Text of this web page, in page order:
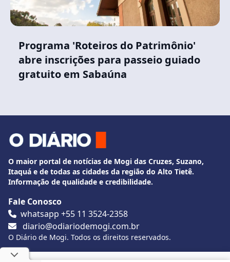
Programa 'Roteiros do Patrimônio'
abre inscrições para passeio guiado
gratuito em Sabaúna
O maior portal de notícias de Mogi das Cruzes, Suzano,
Itaquá e de todas as cidades da região do Alto Tietê.
Informação de qualidade e credibilidade.
Fale Conosco
whatsapp +55 11 3524-2358
diario@odiariodemogi.com.br
O Diário de Mogi. Todos os direitos reservados.